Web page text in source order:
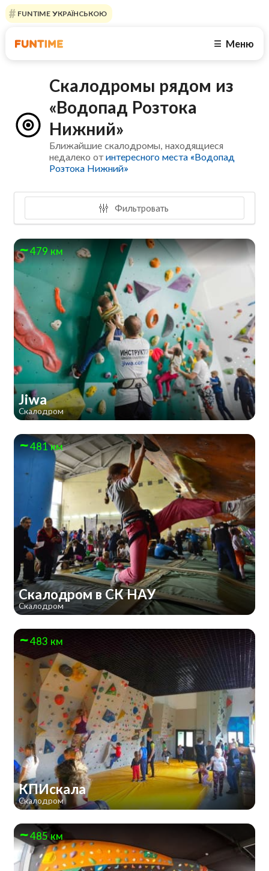
FUNTIME УКРАЇНСЬКОЮ
☰ Меню
Скалодромы рядом из
«Водопад Розтока
Нижний»
Ближайшие скалодромы, находящиеся
недалеко отинтересного места «Водопад
Розтока Нижний»
Фильтровать
479 км
Jiwa
Скалодром
481 км
Скалодром в СК НАУ
Скалодром
483 км
КПИскала
Скалодром
485 км